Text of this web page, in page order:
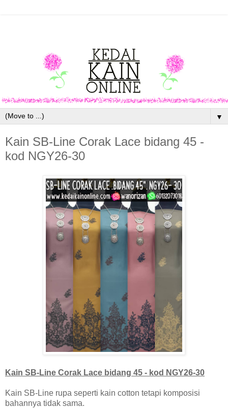
▼
Kain SB-Line Corak Lace bidang 45 -
kod NGY26-30
Kain SB-Line Corak Lace bidang 45 - kod NGY26-30
Kain SB-Line rupa seperti kain cotton tetapi komposisi
bahannya tidak sama.